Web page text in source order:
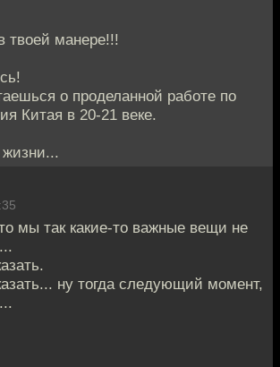
твоей манере!!!
о проделанной работе по
Китая в 20-21 веке.
жизни...
мы так какие-то важные вещи не
ну тогда следующий момент,